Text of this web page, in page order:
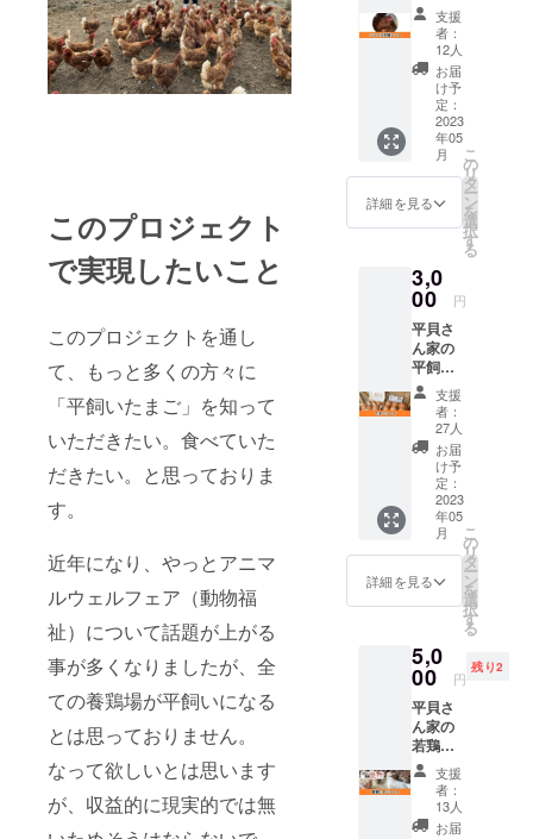
このプロジェクト
で実現したいこと
このプロジェクトを通し
て、もっと多くの方々に
「平飼いたまご」を知って
いただきたい。食べていた
だきたい。と思っておりま
す。
近年になり、やっとアニマ
ルウェルフェア（動物福
祉）について話題が上がる
事が多くなりましたが、全
ての養鶏場が平飼いになる
とは思っておりません。
なって欲しいとは思います
が、収益的に現実的では無
です。
メール
にて、
お礼の
メッ
セージ
をお送
り致し
ます。
リター
ンや発
送手間
大変あ
りがた
いご支
援コー
スで
す。
支援
者：
12人
お届
け予
定：
2023
年05
月
詳細を見る
こ
の
リ
タ
ー
ン
を
選
択
す
る
3,0
00 円
平貝さ
ん家の
平飼い
たまご
（6個
入） 既
存のに
わとり
達が産
んでく
れたた
まごを
お届け
しま
す。 1
まごの
数に限
りがあ
ります
ので、
ご支援
いただ
いた方
への発
送は順
支援
者：
27人
お届
け予
定：
2023
年05
月
詳細を見る
こ
の
リ
タ
ー
ン
を
選
択
す
る
5,0
00 円
残り2
平貝さ
ん家の
若鶏た
まご
（10個
入）
2023年
支援
者：
13人
お届